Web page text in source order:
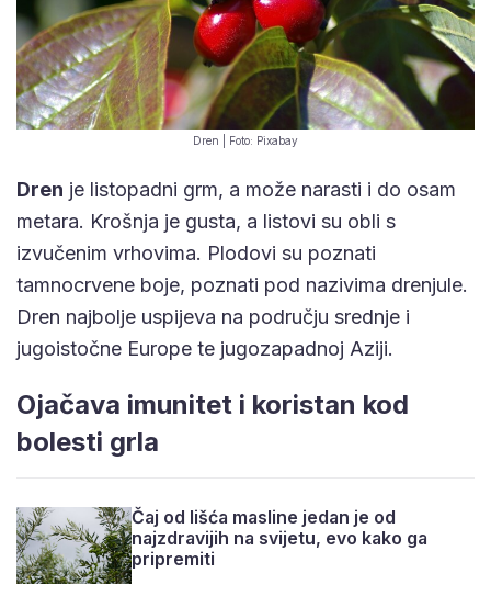
Dren | Foto: Pixabay
Dren je listopadni grm, a može narasti i do osam
metara. Krošnja je gusta, a listovi su obli s
izvučenim vrhovima. Plodovi su poznati
tamnocrvene boje, poznati pod nazivima drenjule.
Dren najbolje uspijeva na području srednje i
jugoistočne Europe te jugozapadnoj Aziji.
Ojačava imunitet i koristan kod
bolesti grla
Čaj od lišća masline jedan je od
najzdravijih na svijetu, evo kako ga
pripremiti